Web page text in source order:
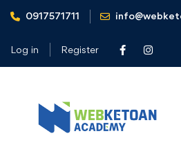
0917571711
Log in Register
Home Văn bản về bảo hiểm
Tag: Văn bản về